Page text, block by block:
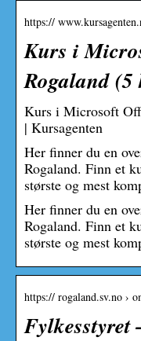
https://
Kurs i
Rogaland
Kurs i Microsoft
| Kursagenten
Her finner du en
Rogaland. Finn et
største og mest
Her finner du en
Rogaland. Finn et
største og mest
https:// rogaland.sv.no ›
Fylkesstyret